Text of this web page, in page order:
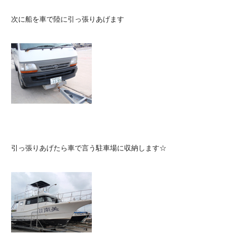
次に船を車で陸に引っ張りあげます
引っ張りあげたら車で言う駐車場に収納します☆